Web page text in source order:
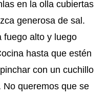
en la olla cubiertas
generosa de sal.
fuego alto y luego
hasta que estén
con un cuchillo
No queremos que se